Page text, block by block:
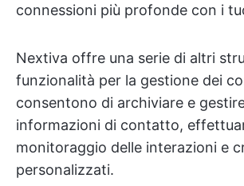
connessioni più profonde con i
Nextiva offre una serie di altri
funzionalità per la gestione dei
consentono di archiviare e
informazioni di contatto,
monitoraggio delle interazioni e
personalizzati.